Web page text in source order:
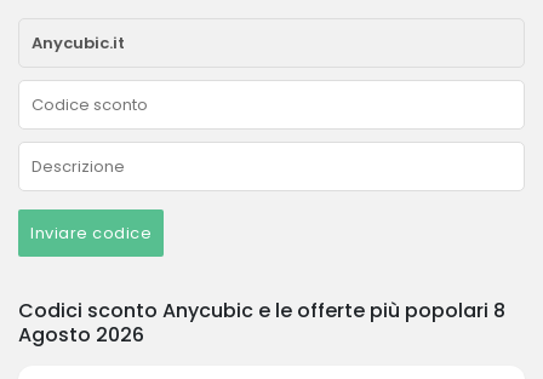
Inviare codice
Codici sconto Anycubic e le offerte più popolari 8
Agosto 2026